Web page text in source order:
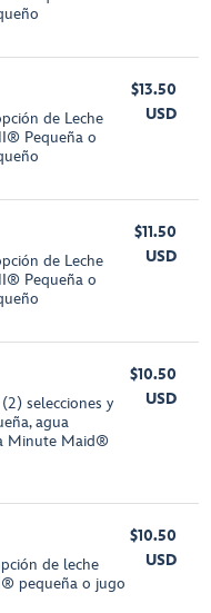
de Leche
Pequeña o
$13.50
USD
de Leche
Pequeña o
$11.50
USD
selecciones y
agua
Minute Maid®
$10.50
USD
de leche
pequeña o jugo
$10.50
USD